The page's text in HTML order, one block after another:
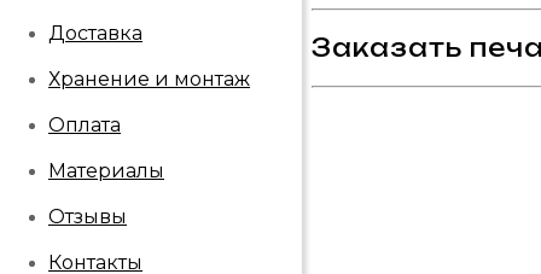
Доставка
Хранение и монтаж
Оплата
Материалы
Отзывы
Контакты
Заказать